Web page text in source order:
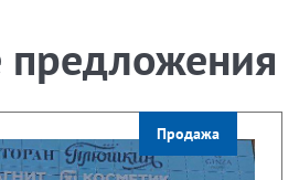
Продажа